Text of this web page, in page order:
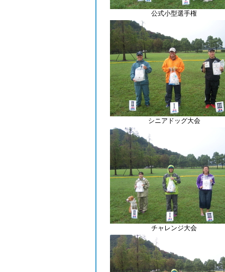
公式小型選手権
シニアドッグ大会
チャレンジ大会